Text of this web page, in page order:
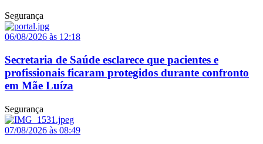
Segurança
06/08/2026 às 12:18
Secretaria de Saúde esclarece que pacientes e
profissionais ficaram protegidos durante confronto
em Mãe Luíza
Segurança
07/08/2026 às 08:49